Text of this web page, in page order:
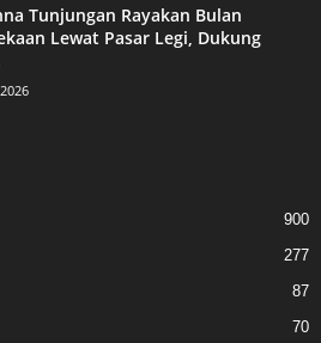
Tunjungan Rayakan Bulan
Lewat Pasar Legi, Dukung
900
277
87
70